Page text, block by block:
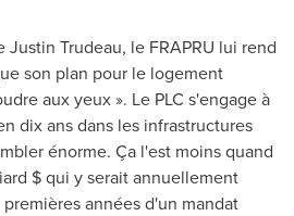
Justin Trudeau, le FRAPRU lui rend
son plan pour le logement
aux yeux ». Le PLC s'engage à
dix ans dans les infrastructures
énorme. Ça l'est moins quand
$ qui y serait annuellement
années d'un mandat